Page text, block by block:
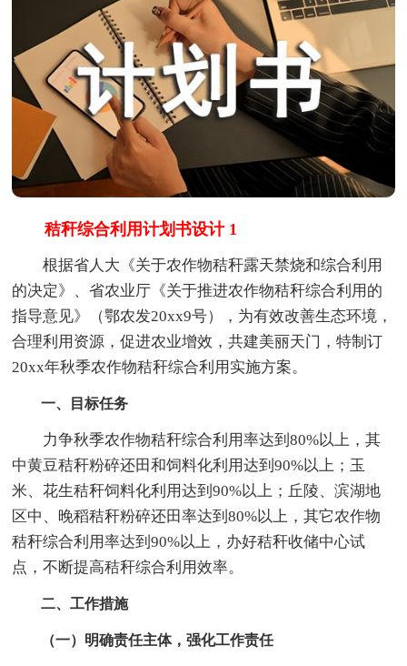
秸秆综合利用计划书设计 1
根据省人大《关于农作物秸秆露天禁烧和综合利用
的决定》、省农业厅《关于推进农作物秸秆综合利用的
指导意见》（鄂农发20xx9号），为有效改善生态环境，
合理利用资源，促进农业增效，共建美丽天门，特制订
20xx年秋季农作物秸秆综合利用实施方案。
一、目标任务
力争秋季农作物秸秆综合利用率达到80%以上，其
中黄豆秸秆粉碎还田和饲料化利用达到90%以上；玉
米、花生秸秆饲料化利用达到90%以上；丘陵、滨湖地
区中、晚稻秸秆粉碎还田率达到80%以上，其它农作物
秸秆综合利用率达到90%以上，办好秸秆收储中心试
点，不断提高秸秆综合利用效率。
二、工作措施
（一）明确责任主体，强化工作责任